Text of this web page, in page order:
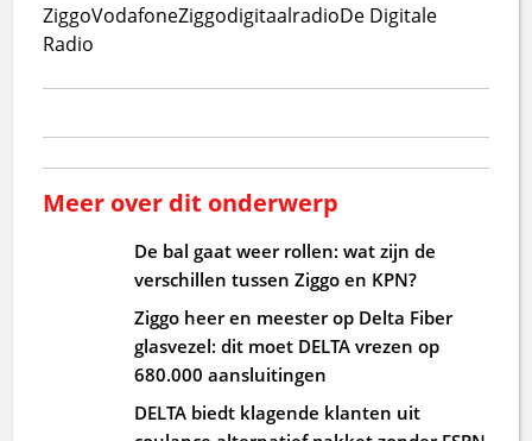
ZiggoVodafoneZiggodigitaalradioDe Digitale
Radio
Meer over dit onderwerp
De bal gaat weer rollen: wat zijn de
verschillen tussen Ziggo en KPN?
Ziggo heer en meester op Delta Fiber
glasvezel: dit moet DELTA vrezen op
680.000 aansluitingen
DELTA biedt klagende klanten uit